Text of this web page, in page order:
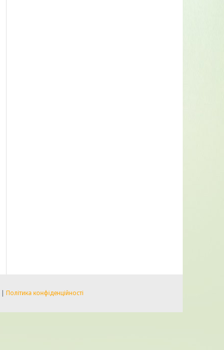
| Політика конфіденційності